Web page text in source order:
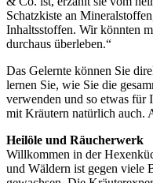
Schatzkiste an
Inhaltsstoffen. Wir könnten
durchaus überleben.“
Das Gelernte können Sie
lernen Sie, wie Sie die
verwenden und so etwas für
mit Kräutern natürlich auch.
Heilöle und Räucherwerk
Willkommen in der
und Wäldern ist gegen viele